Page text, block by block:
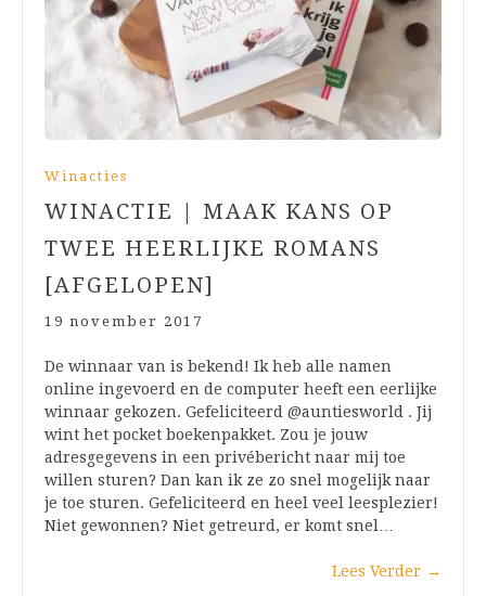
Winacties
WINACTIE | MAAK KANS OP
TWEE HEERLIJKE ROMANS
[AFGELOPEN]
19 november 2017
De winnaar van is bekend! Ik heb alle namen
online ingevoerd en de computer heeft een eerlijke
winnaar gekozen. Gefeliciteerd @auntiesworld . Jij
wint het pocket boekenpakket. Zou je jouw
adresgegevens in een privébericht naar mij toe
willen sturen? Dan kan ik ze zo snel mogelijk naar
je toe sturen. Gefeliciteerd en heel veel leesplezier!
Niet gewonnen? Niet getreurd, er komt snel…
Lees Verder →